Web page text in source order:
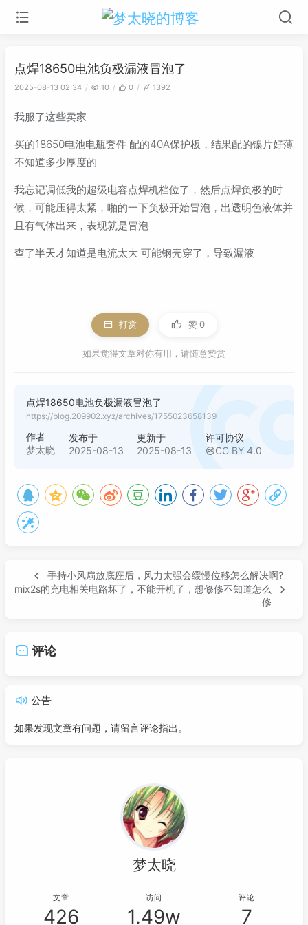
点焊18650电池负极漏液冒泡了
2025-08-13 02:34 10 0 1392
我服了这些卖家
买的18650电池电瓶套件 配的40A保护板，结果配的镍片好薄
不知道多少厚度的
我忘记调低我的超级电容点焊机档位了，然后点焊负极的时
候，可能压得太紧，啪的一下负极开始冒泡，出透明色液体并
且有气体出来，表现就是冒泡
查了半天才知道是电流太大 可能钢壳穿了，导致漏液
打赏 赞 0
如果觉得文章对你有用，请随意赞赏
点焊18650电池负极漏液冒泡了
https://blog.209902.xyz/archives/1755023658139
作者
梦太晓
发布于
2025-08-13
更新于
2025-08-13
许可协议
CC BY 4.0
手持小风扇放底座后，风力太强会缓慢位移怎么解决啊?
mix2s的充电相关电路坏了，不能开机了，想修修不知道怎么
修
评论
公告
如果发现文章有问题，请留言评论指出。
梦太晓
文章
426
访问
1.49w
评论
7